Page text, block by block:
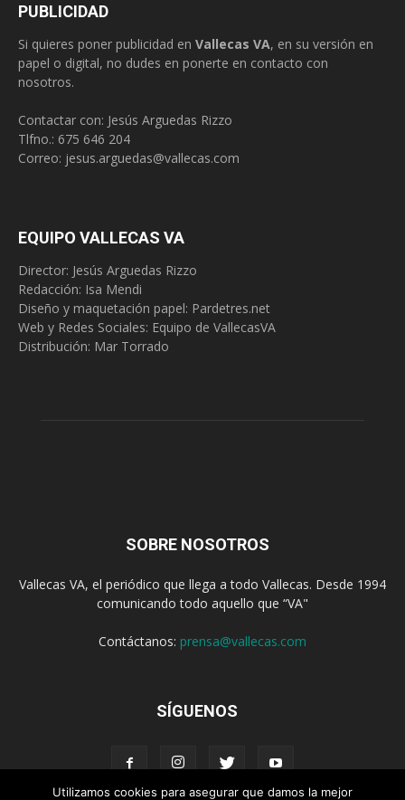
PUBLICIDAD
Si quieres poner publicidad en Vallecas VA, en su versión en
papel o digital, no dudes en ponerte en contacto con
nosotros.
Contactar con: Jesús Arguedas Rizzo
Tlfno.: 675 646 204
Correo: jesus.arguedas@vallecas.com
EQUIPO VALLECAS VA
Director: Jesús Arguedas Rizzo
Redacción: Isa Mendi
Diseño y maquetación papel: Pardetres.net
Web y Redes Sociales: Equipo de VallecasVA
Distribución: Mar Torrado
SOBRE NOSOTROS
Vallecas VA, el periódico que llega a todo Vallecas. Desde 1994
comunicando todo aquello que “VA"
Contáctanos: prensa@vallecas.com
SÍGUENOS
Utilizamos cookies para asegurar que damos la mejor